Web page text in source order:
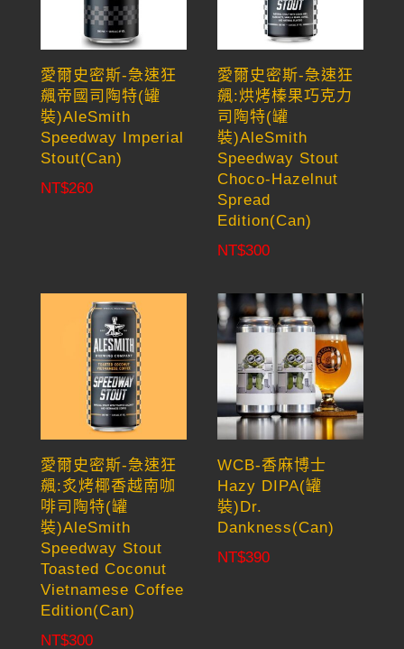
愛爾史密斯-急速狂
飆帝國司陶特(罐
裝)AleSmith
Speedway Imperial
Stout(Can)
NT$260
愛爾史密斯-急速狂
飆:烘烤榛果巧克力
司陶特(罐
裝)AleSmith
Speedway Stout
Choco-Hazelnut
Spread
Edition(Can)
NT$300
愛爾史密斯-急速狂
飆:炙烤椰香越南咖
啡司陶特(罐
裝)AleSmith
Speedway Stout
Toasted Coconut
Vietnamese Coffee
Edition(Can)
NT$300
WCB-香麻博士
Hazy DIPA(罐
裝)Dr.
Dankness(Can)
NT$390